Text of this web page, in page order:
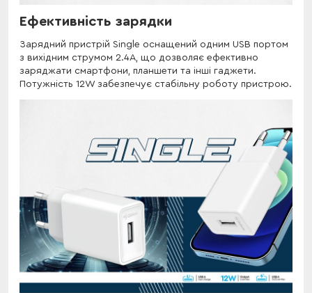
Ефективність зарядки
Зарядний пристрій Single оснащений одним USB портом
з вихідним струмом 2.4A, що дозволяє ефективно
заряджати смартфони, планшети та інші гаджети.
Потужність 12W забезпечує стабільну роботу пристрою.